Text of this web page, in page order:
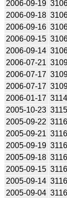
2006-09-19
2006-09-18
2006-09-16
2006-09-15
2006-09-14
2006-07-21
2006-07-17
2006-07-17
2006-01-17 3114
2005-10-23 3115
2005-09-22 3116
2005-09-21 3116
2005-09-19 3116
2005-09-18 3116
2005-09-15 3116
2005-09-14 3116
2005-09-04 3116